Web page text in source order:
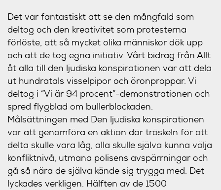
Det var fantastiskt att se den mångfald som
deltog och den kreativitet som protesterna
förlöste, att så mycket olika människor dök upp
och att de tog egna initiativ. Vårt bidrag från Allt
åt alla till den ljudiska konspirationen var att dela
ut hundratals visselpipor och öronproppar. Vi
deltog i ”Vi är 94 procent”-demonstrationen och
spred flygblad om bullerblockaden.
Målsättningen med Den ljudiska konspirationen
var att genomföra en aktion där tröskeln för att
delta skulle vara låg, alla skulle själva kunna välja
konfliktnivå, utmana polisens avspärrningar och
gå så nära de själva kände sig trygga med. Det
lyckades verkligen. Hälften av de 1500